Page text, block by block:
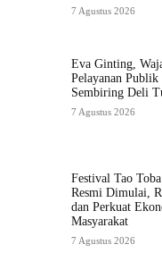
7 Agustus 2026
Eva Ginting,
Pelayanan Publik
Sembiring Deli
7 Agustus 2026
Festival Tao
Resmi Dimulai,
dan Perkuat
Masyarakat
7 Agustus 2026